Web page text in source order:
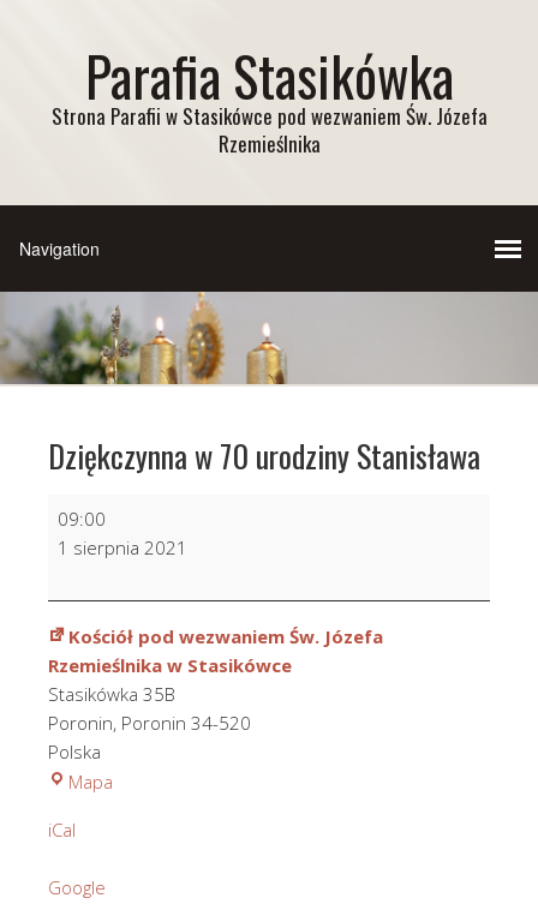
Parafia Stasikówka
Strona Parafii w Stasikówce pod wezwaniem Św. Józefa
Rzemieślnika
Dziękczynna w 70 urodziny Stanisława
Dziękczynna
Stanisława
09:00
1 sierpnia 2021
Kościół pod wezwaniem Św. Józefa
Rzemieślnika w Stasikówce
Stasikówka 35B
Poronin, Poronin 34-520
Polska
Mapa
iCal
Google